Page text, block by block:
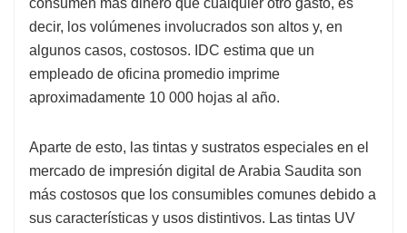
consumen más dinero que cualquier otro gasto, es
decir, los volúmenes involucrados son altos y, en
algunos casos, costosos. IDC estima que un
empleado de oficina promedio imprime
aproximadamente 10 000 hojas al año.
Aparte de esto, las tintas y sustratos especiales en el
mercado de impresión digital de Arabia Saudita son
más costosos que los consumibles comunes debido a
sus características y usos distintivos. Las tintas UV